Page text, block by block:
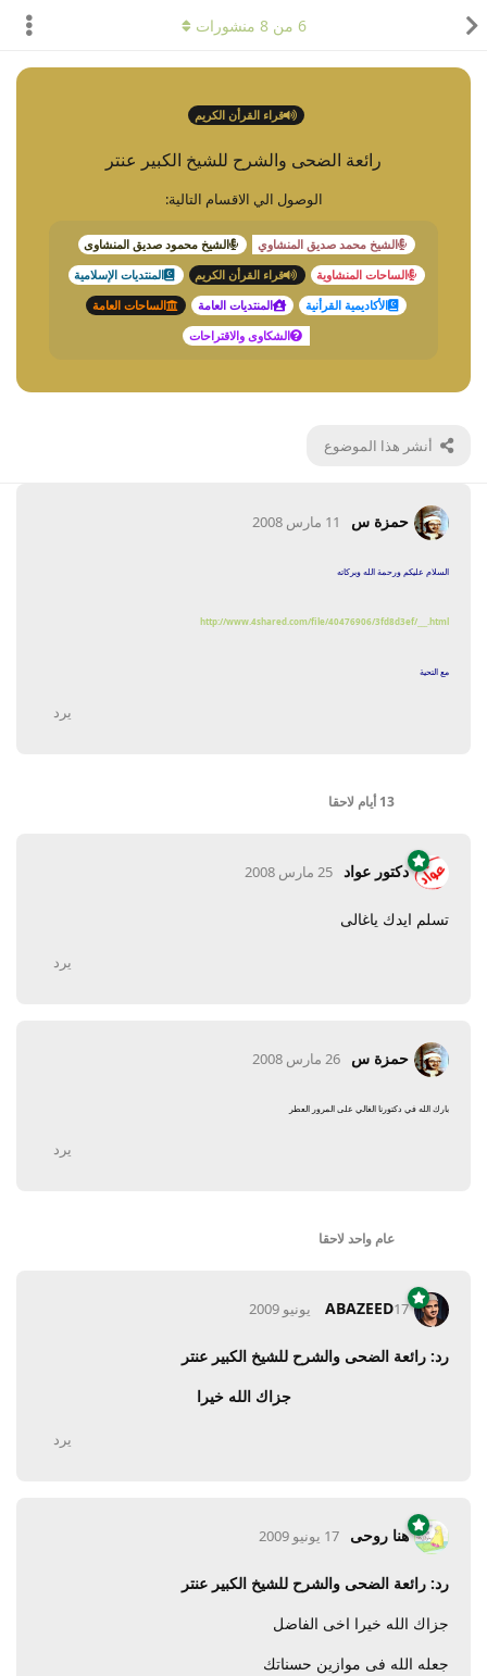
قراء القرأن الكريم
رائعة الضحى والشرح للشيخ الكبير عنتر
الوصول الي الاقسام التالية:
الشيخ محمد صديق المنشاوي
الشيخ محمود صديق المنشاوى
الساحات المنشاوية
قراء القرأن الكريم
المنتديات الإسلامية
الأكاديمية القرأنية
المنتديات العامة
الساحات العامة
الشكاوى والاقتراحات
أنشر هذا الموضوع
6 من8 منشورات
حمزة س 11 مارس 2008
السلام عليكم ورحمة الله وبركاته
http://www.4shared.com/file/40476906/3fd8d3ef/___.html
مع التحية
يرد
13 أيام لاحقا
دكتور عواد 25 مارس 2008
تسلم ايدك ياغالى
يرد
حمزة س 26 مارس 2008
بارك الله في دكتورنا الغالي على المرور العطر
يرد
عام واحد لاحقا
ABAZEED17 يونيو 2009
رد: رائعة الضحى والشرح للشيخ الكبير عنتر
جزاك الله خيرا
يرد
هنا روحى 17 يونيو 2009
رد: رائعة الضحى والشرح للشيخ الكبير عنتر
جزاك الله خيرا اخى الفاضل
جعله الله فى موازين حسناتك